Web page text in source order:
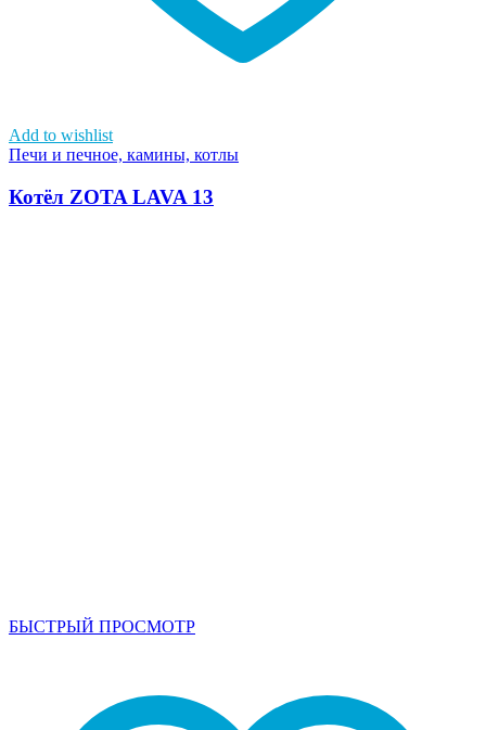
Add to wishlist
Печи и печное, камины, котлы
Котёл ZOTA LAVA 13
БЫСТРЫЙ ПРОСМОТР